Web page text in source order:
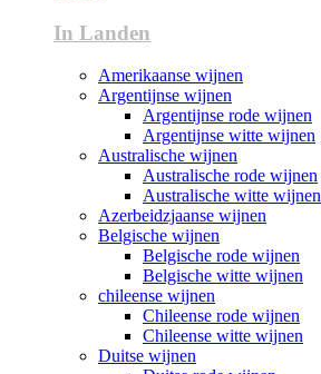
In Landen
Amerikaanse wijnen
Argentijnse wijnen
Argentijnse rode wijnen
Argentijnse witte wijnen
Australische wijnen
Australische rode wijnen
Australische witte wijnen
Azerbeidzjaanse wijnen
Belgische wijnen
Belgische rode wijnen
Belgische witte wijnen
chileense wijnen
Chileense rode wijnen
Chileense witte wijnen
Duitse wijnen